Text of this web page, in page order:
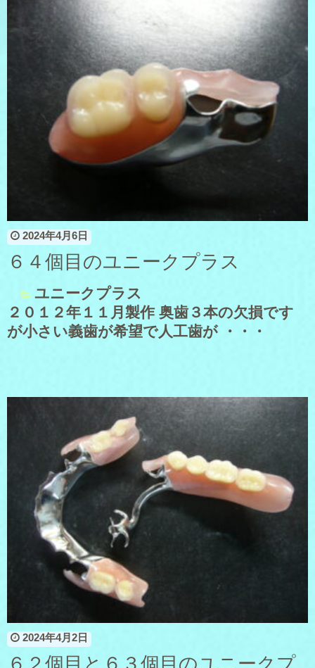
2024年4月6日
６４個目のユニークプラス
ユニークプラス
２０１２年１１月製作 奥歯３本の欠損です
が小さい義歯が希望で人工歯が ・・・
2024年4月2日
６２個目と６３個目のユニークプ